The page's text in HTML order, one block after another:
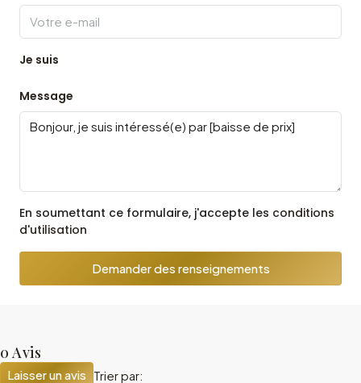
Je suis
Message
En soumettant ce formulaire, j'accepte les conditions
d'utilisation
Demander des renseignements
0 Avis
Trier par:
Laisser un avis